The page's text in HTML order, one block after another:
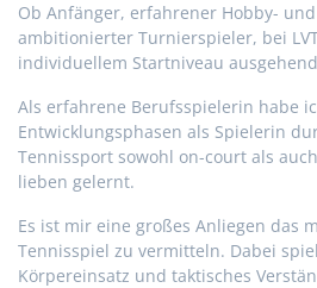
Ob Anfänger, erfahrener Hobby-
ambitionierter Turnierspieler, bei
individuellem Startniveau
Als erfahrene Berufsspielerin habe
Entwicklungsphasen als Spielerin
Tennissport sowohl on-court als
lieben gelernt.
Es ist mir eine großes Anliegen das
Tennisspiel zu vermitteln. Dabei
Körpereinsatz und taktisches